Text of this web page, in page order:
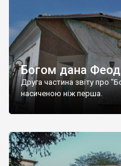
Богом дана
Друга частина звіту про
насиченою ніж перша.